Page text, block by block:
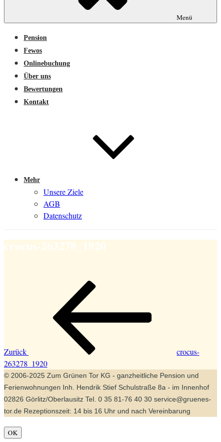
Menü
Pension
Fewos
Onlinebuchung
Über uns
Bewertungen
Kontakt
Mehr
Unsere Ziele
AGB
Datenschutz
crocus-263278_1920
Beitragsnavigation
Zurück
crocus-
263278_1920
© 2006-2025 Zum Grünen Tor KG - ganzheitliche Pension und
Ferienwohnungen Inh. Hendrik Stief Schulstraße 8a - im Innenhof
02826 Görlitz/Oberlausitz Tel. 0 35 81-76 40 30 service@gruenes-
tor.de Rezeptionszeit: 14 bis 16 Uhr und nach Vereinbarung
OK